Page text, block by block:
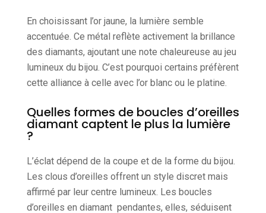
En choisissant l’or jaune, la lumière semble
accentuée. Ce métal reflète activement la brillance
des diamants, ajoutant une note chaleureuse au jeu
lumineux du bijou. C’est pourquoi certains préfèrent
cette alliance à celle avec l’or blanc ou le platine.
Quelles formes de boucles d’oreilles
diamant captent le plus la lumière
?
L’éclat dépend de la coupe et de la forme du bijou.
Les clous d’oreilles offrent un style discret mais
affirmé par leur centre lumineux. Les boucles
d’oreilles en diamant pendantes, elles, séduisent